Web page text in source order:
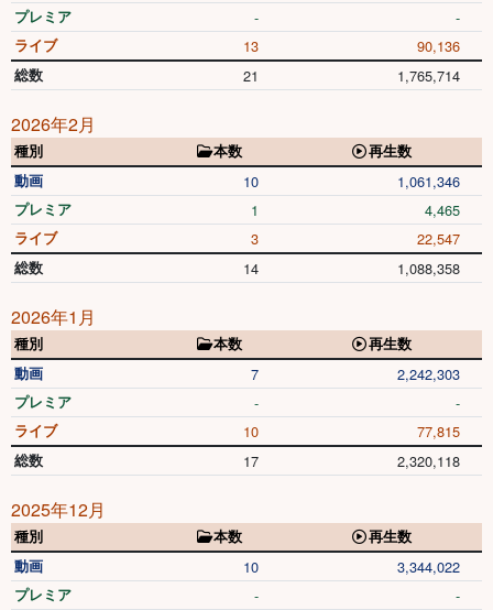
プレミア - -
ライブ 13 90,136
総数 21 1,765,714
2026年2月
種別 本数
再生数
動画
10 1,061,346
プレミア 1 4,465
ライブ 3 22,547
総数 14 1,088,358
2026年1月
種別 本数
再生数
動画
7 2,242,303
プレミア - -
ライブ 10 77,815
総数 17 2,320,118
2025年12月
種別 本数
再生数
動画
10 3,344,022
プレミア - -